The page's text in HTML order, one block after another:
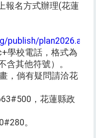
報名方式辦理(花蓮
publish/plan2026.asp
學校電話，格式為
含其他符號）。
，倘有疑問請洽花
，花蓮縣政
。